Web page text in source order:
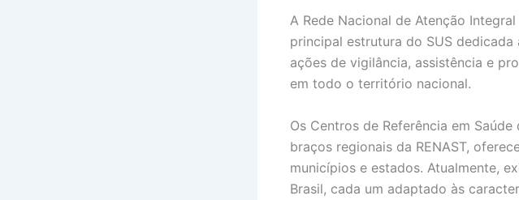
A Rede Nacional de Atenção
principal estrutura do SUS
ações de vigilância, assistência e
em todo o território nacional.
Os Centros de Referência em
braços regionais da RENAST,
municípios e estados. Atualmente,
Brasil, cada um adaptado às